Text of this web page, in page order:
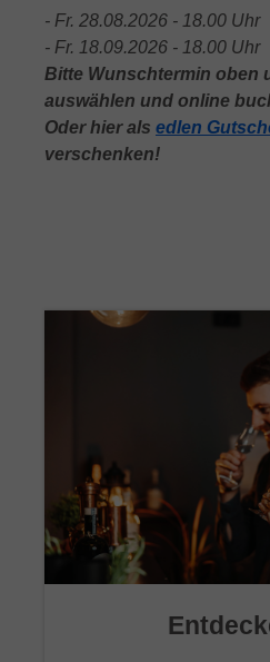
- Fr. 28.08.2026 - 18.00 Uhr
- Fr. 18.09.2026 - 18.00 Uhr
Bitte Wunschtermin oben
auswählen und online
Oder hier als edlen
verschenken!